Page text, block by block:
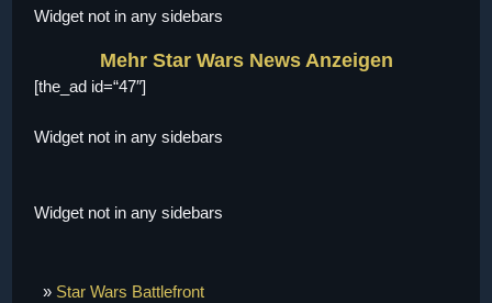
Widget not in any sidebars
Mehr Star Wars News Anzeigen
[the_ad id=“47″]
Widget not in any sidebars
Widget not in any sidebars
» Star Wars Battlefront